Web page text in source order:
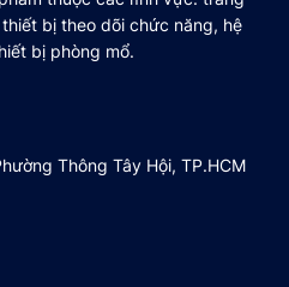
bị theo dõi chức năng, hệ
bị phòng mổ.
Thông Tây Hội, TP.HCM